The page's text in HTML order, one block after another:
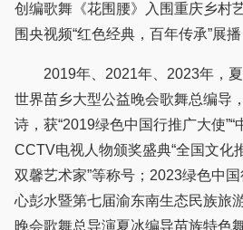
创编歌舞《花围腰》入围重庆乡村
围央视频“红色经典，百年传承”展
2019年、2021年、2023年，夏
世界苗乡大型公益晚会歌舞总编导
诗，获“2019绿色中国行推广大使
CCTV电视人物颁奖盛典“全国文化
双馨艺术家”等称号；2023绿色中
心彭水暨第七届渝东南生态民族旅
晚会歌舞总导演夏冰编导苗族特色